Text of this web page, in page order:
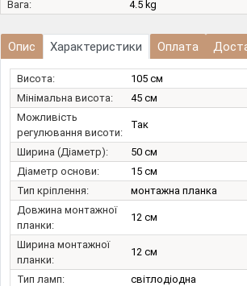
Вага:
4.5 kg
Опис Характеристики Оплата
Висота:
105 см
Мінімальна висота:
45 см
Можливість
регулювання висоти:
Так
Ширина (Діаметр):
50 см
Діаметр основи:
15 см
Тип кріплення:
монтажна планка
Довжина монтажної
планки:
12 см
Ширина монтажної
планки:
12 см
Тип ламп:
світлодіодна